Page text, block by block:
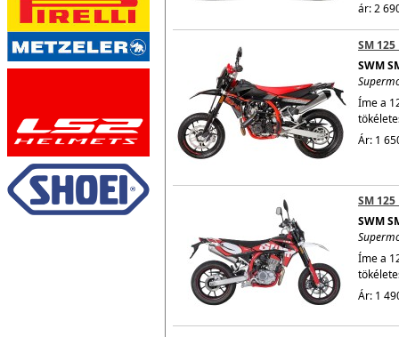
ár: 2
SM 125
SWM
Íme a
Ár: 1
SM 125
SWM
Íme a
Ár: 1